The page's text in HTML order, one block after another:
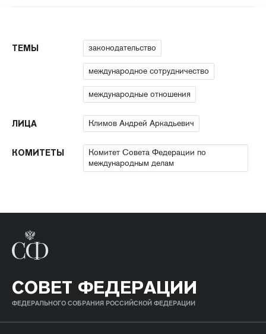
ТЕМЫ законодательство
международное сотрудничество
международные отношения
ЛИЦА Климов Андрей Аркадьевич
КОМИТЕТЫ
Комитет Совета Федерации по
международным делам
СОВЕТ ФЕДЕРАЦИИ
ФЕДЕРАЛЬНОГО СОБРАНИЯ РОССИЙСКОЙ ФЕДЕРАЦИИ